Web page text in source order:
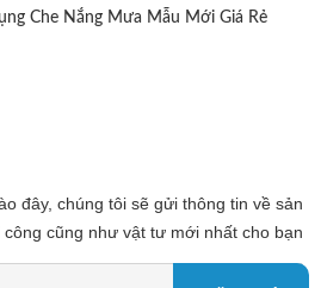
Che Nắng Mưa Mẫu Mới Giá Rẻ
đây, chúng tôi sẽ gửi thông tin về sản
công cũng như vật tư mới nhất cho bạn